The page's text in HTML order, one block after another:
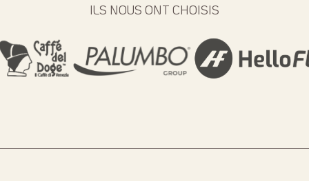
ILS NOUS ONT CHOISIS